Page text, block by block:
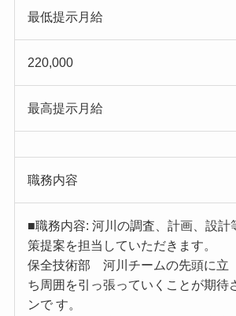
最低提示月給
220,000
最高提示月給
職務内容
■職務内容: 河川の調査、計画、設計
策提案を担当していただきます。
保全技術部 河川チームの先頭に立
ち周囲を引っ張っていくことが期待
ンで す。